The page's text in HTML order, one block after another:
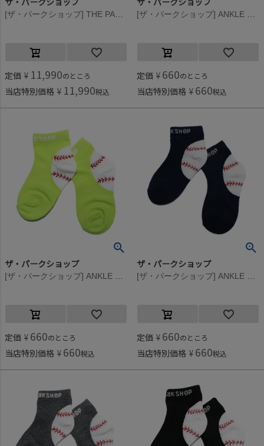
定価 ¥ 11,990のところ
当店特別価格 ¥ 11,990税込
定価 ¥ 660のところ
当店特別価格 ¥ 660税込
ザ・パークショップ
定価 ¥ 660のところ
当店特別価格 ¥ 660税込
ザ・パークショップ
定価 ¥ 660のところ
当店特別価格 ¥ 660税込